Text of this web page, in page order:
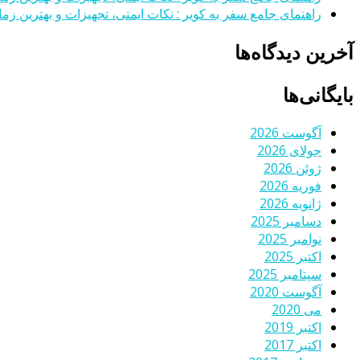
راهنمای جامع سفر به کویر : نکات ایمنی، تجهیزات و بهترین
آخرین دیدگاه‌ها
بایگانی‌ها
آگوست 2026
جولای 2026
ژوئن 2026
فوریه 2026
ژانویه 2026
دسامبر 2025
نوامبر 2025
اکتبر 2025
سپتامبر 2025
آگوست 2020
می 2020
اکتبر 2019
اکتبر 2017